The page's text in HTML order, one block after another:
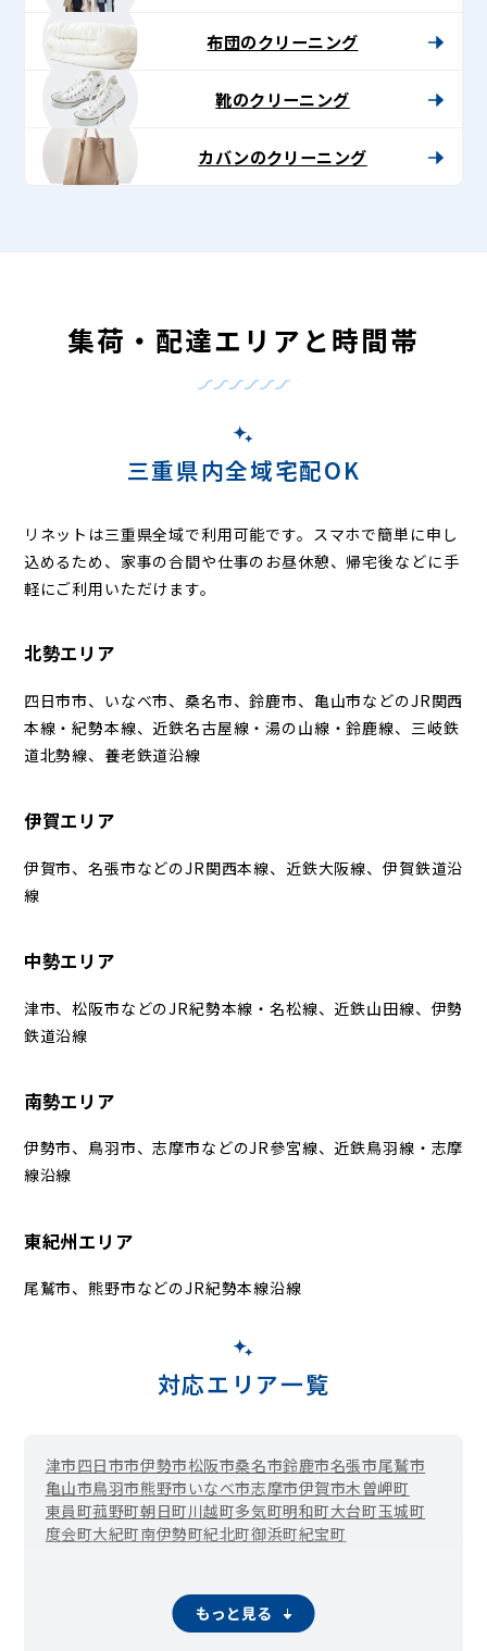
布団のクリーニング
靴のクリーニング
カバンのクリーニング
集荷・配達エリアと時間帯
三重県内全域宅配OK
リネットは三重県全域で利用可能です。 スマホで簡単に申し
込めるため、家事の合間や仕事のお昼休憩、帰宅後などに手
軽にご利用いただけます。
北勢エリア
四日市市、いなべ市、桑名市、鈴鹿市、亀山市などのJR関西
本線・紀勢本線、近鉄名古屋線・湯の山線・鈴鹿線、三岐鉄
道北勢線、養老鉄道沿線
伊賀エリア
伊賀市、名張市などのJR関西本線、近鉄大阪線、伊賀鉄道沿
線
中勢エリア
津市、松阪市などのJR紀勢本線・名松線、近鉄山田線、伊勢
鉄道沿線
南勢エリア
伊勢市、鳥羽市、志摩市などのJR參宮線、近鉄鳥羽線・志摩
線沿線
東紀州エリア
尾鷲市、熊野市などのJR紀勢本線沿線
対応エリア一覧
津市四日市市伊勢市松阪市桑名市鈴鹿市名張市尾鷲市
亀山市鳥羽市熊野市 いなべ市志摩市伊賀市木曽岬町
東員町菰野町朝日町川越町多気町明和町大台町玉城町
度会町大紀町南伊勢町紀北町御浜町紀宝町
もっと見る